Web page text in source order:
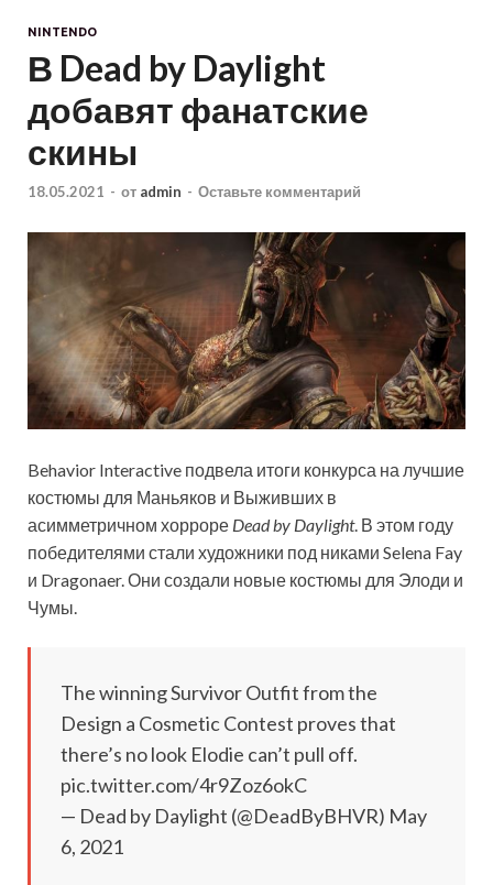
NINTENDO
В Dead by Daylight
добавят фанатские
скины
18.05.2021 - от admin - Оставьте комментарий
Behavior Interactive подвела итоги конкурса на лучшие
костюмы для Маньяков и Выживших в
асимметричном хорроре Dead by Daylight. В этом году
победителями стали художники под никами Selena Fay
и Dragonaer. Они создали новые костюмы для Элоди и
Чумы.
The winning Survivor Outfit from the
Design a Cosmetic Contest proves that
there’s no look Elodie can’t pull off.
pic.twitter.com/4r9Zoz6okC
— Dead by Daylight (@DeadByBHVR) May
6, 2021